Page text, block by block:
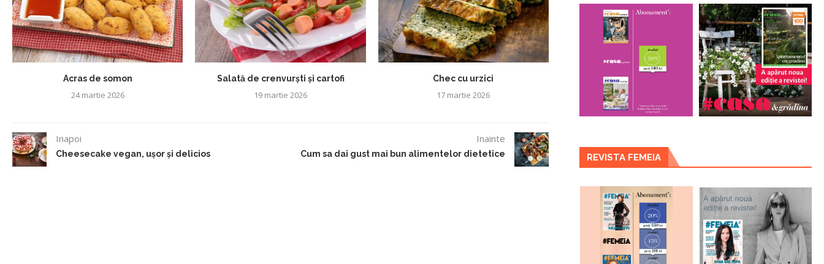
Acras de somon
24 martie 2026
Salată de crenvurști și cartofi
19 martie 2026
Chec cu urzici
17 martie 2026
Inapoi
Cheesecake vegan, ușor și delicios
Inainte
Cum sa dai gust mai bun alimentelor dietetice REVISTA FEMEIA